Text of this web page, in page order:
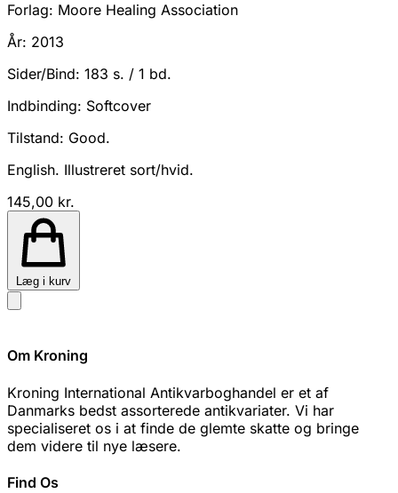
Forlag: Moore Healing Association
År: 2013
Sider/Bind: 183 s. / 1 bd.
Indbinding: Softcover
Tilstand: Good.
English. Illustreret sort/hvid.
145,00 kr.
Læg i kurv
Om Kroning
Kroning International Antikvarboghandel er et af
Danmarks bedst assorterede antikvariater. Vi har
specialiseret os i at finde de glemte skatte og bringe
dem videre til nye læsere.
Find Os